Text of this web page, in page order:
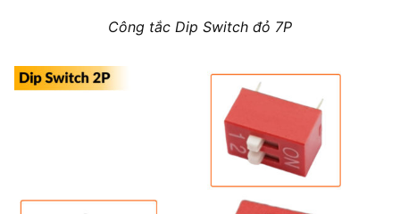
Công tắc Dip Switch đỏ 7P